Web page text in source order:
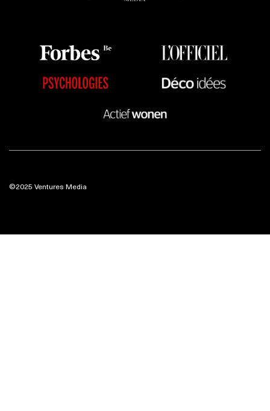
©2025 Ventures Media